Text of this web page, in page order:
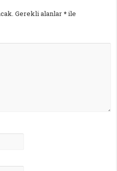
Gerekli alanlar*ile